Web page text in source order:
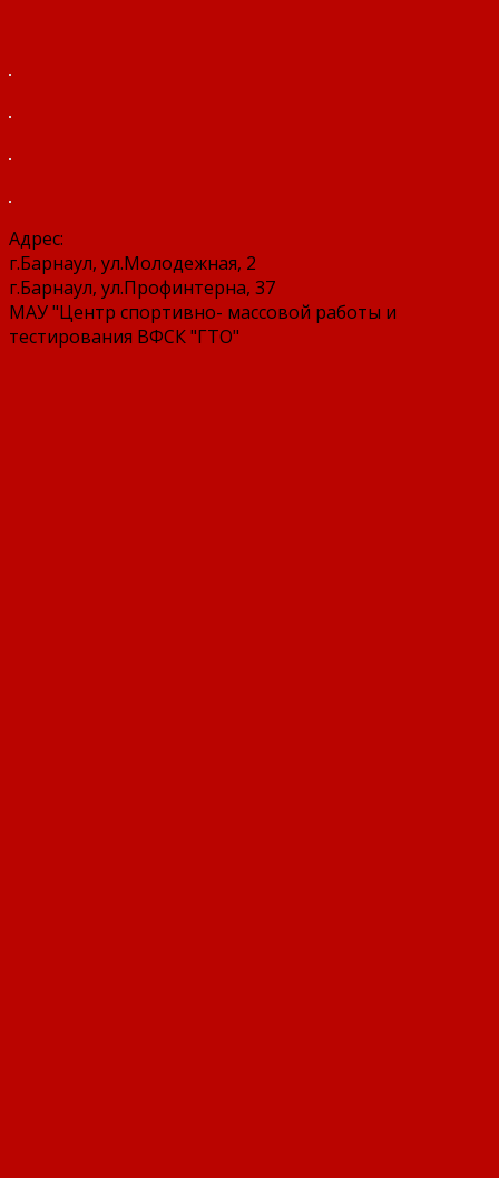
Адрес:
г.Барнаул, ул.Молодежная, 2
г.Барнаул, ул.Профинтерна, 37
МАУ "Центр спортивно- массовой работы и
тестирования ВФСК "ГТО"